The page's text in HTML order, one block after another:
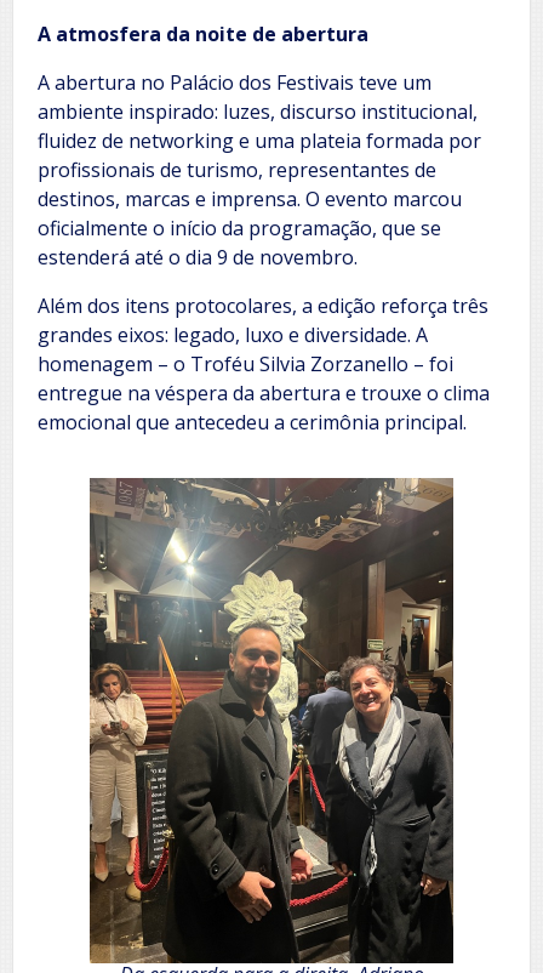
A atmosfera da noite de abertura
A abertura no Palácio dos Festivais teve um
ambiente inspirado: luzes, discurso institucional,
fluidez de networking e uma plateia formada por
profissionais de turismo, representantes de
destinos, marcas e imprensa. O evento marcou
oficialmente o início da programação, que se
estenderá até o dia 9 de novembro.
Além dos itens protocolares, a edição reforça três
grandes eixos: legado, luxo e diversidade. A
homenagem – o Troféu Silvia Zorzanello – foi
entregue na véspera da abertura e trouxe o clima
emocional que antecedeu a cerimônia principal.